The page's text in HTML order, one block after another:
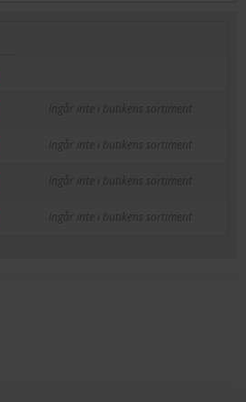
Ingår inte i butikens sortiment
Ingår inte i butikens sortiment
Ingår inte i butikens sortiment
Ingår inte i butikens sortiment